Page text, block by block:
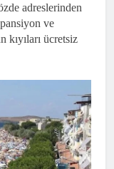
adreslerinden
ve
kıyıları ücretsiz